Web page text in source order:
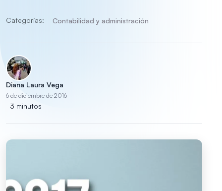
Categorías: Contabilidad y administración
Diana Laura Vega
6 de diciembre de 2016
3 minutos